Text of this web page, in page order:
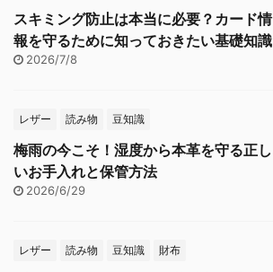
スキミング防止は本当に必要？カード情
報を守るために知っておきたい基礎知識
2026/7/8
レザー 読み物 豆知識
梅雨の今こそ！湿度から本革を守る正し
いお手入れと保管方法
2026/6/29
レザー 読み物 豆知識 財布